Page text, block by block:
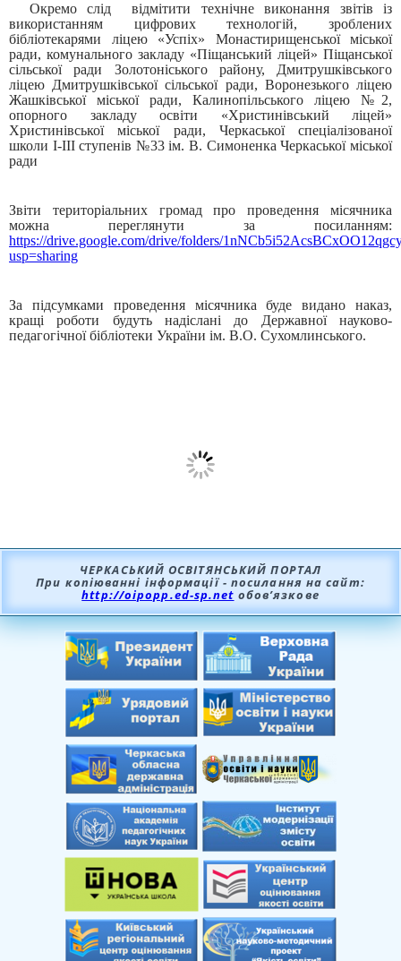
Окремо слід відмітити технічне виконання звітів із
використанням цифрових технологій, зроблених
бібліотекарями ліцею «Успіх» Монастирищенської міської
ради, комунального закладу «Піщанський ліцей» Піщанської
сільської ради Золотоніського району, Дмитрушківського
ліцею Дмитрушківської сільської ради, Воронезького ліцею
Жашківської міської ради, Калинопільського ліцею №2,
опорного закладу освіти «Христинівський ліцей»
Христинівської міської ради, Черкаської спеціалізованої
школи І-ІІІ ступенів №33 ім. В. Симоненка Черкаської міської
ради
Звіти територіальних громад про проведення місячника
можна переглянути за посиланням:
https://drive.google.com/drive/folders/
usp=sharing
За підсумками проведення місячника буде видано наказ,
кращі роботи будуть надіслані до Державної науково-
педагогічної бібліотеки України ім. В.О. Сухомлинського.
ЧЕРКАСЬКИЙ ОСВІТЯНСЬКИЙ ПОРТАЛ
При копіюванні інформації - посилання на сайт:
http://oipopp.ed-sp.net обов’язкове